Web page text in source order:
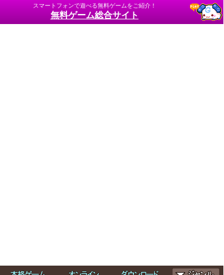
スマートフォンで遊べる無料ゲームをご紹介！
無料ゲーム総合サイト